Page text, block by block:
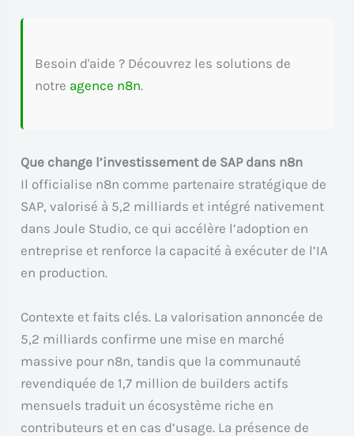
Besoin d'aide ? Découvrez les solutions de
notre agence n8n.
Que change l’investissement de SAP dans n8n
Il officialise n8n comme partenaire stratégique de
SAP, valorisé à 5,2 milliards et intégré nativement
dans Joule Studio, ce qui accélère l’adoption en
entreprise et renforce la capacité à exécuter de l’IA
en production.
Contexte et faits clés. La valorisation annoncée de
5,2 milliards confirme une mise en marché
massive pour n8n, tandis que la communauté
revendiquée de 1,7 million de builders actifs
mensuels traduit un écosystème riche en
contributeurs et en cas d’usage. La présence de